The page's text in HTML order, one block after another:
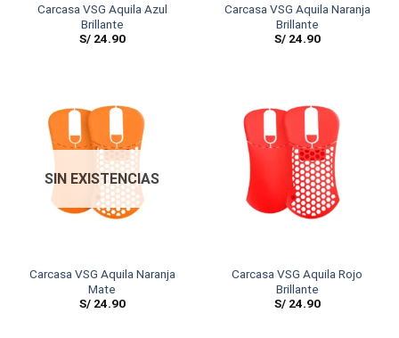
Carcasa VSG Aquila Azul
Brillante
S/24.90
Carcasa VSG Aquila Naranja
Brillante
S/24.90
SIN EXISTENCIAS
Carcasa VSG Aquila Naranja
Mate
S/24.90
Carcasa VSG Aquila Rojo
Brillante
S/24.90